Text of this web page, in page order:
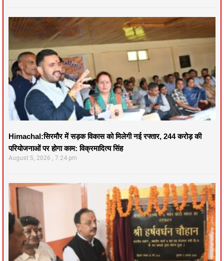
Himachal:सिरमौर में सड़क विकास को मिलेगी नई रफ्तार, 244 करोड़ की
परियोजनाओं पर होगा काम: विक्रमादित्य सिंह
August 5, 2026 7:24 pm